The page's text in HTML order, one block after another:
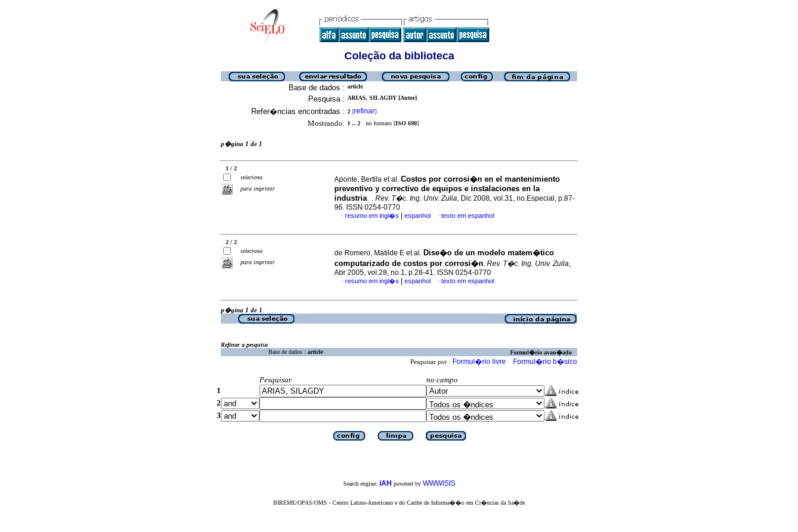
Coleção da biblioteca
Base de dados : article
Pesquisa : ARIAS, SILAGDY [Autor]
Refer�ncias encontradas : 2 [refinar]
Mostrando: 1 .. 2 no formato [ISO 690]
p�gina 1 de 1
1 / 2
seleciona
para imprimir
Aponte, Bertila et al. Costos por corrosi�n en el mantenimiento
preventivo y correctivo de equipos e instalaciones en la
industria . Rev. T�c. Ing. Univ. Zulia, Dic 2008, vol.31, no.Especial, p.87-
96. ISSN 0254-0770
· resumo em ingl�s espanhol · texto em espanhol
2 / 2
seleciona
para imprimir
de Romero, Matilde E et al. Dise�o de un modelo matem�tico
computarizado de costos por corrosi�n. Rev. T�c. Ing. Univ. Zulia,
Abr 2005, vol.28, no.1, p.28-41. ISSN 0254-0770
· resumo em ingl�s espanhol · texto em espanhol
p�gina 1 de 1
Refinar a pesquisa
Base de dados : article Formul�rio avan�ado
Pesquisar por : Formul�rio livre Formul�rio b�sico
Pesquisar
no campo
1
2
3
Search engine: iAH powered by WWWISIS
BIREME/OPAS/OMS - Centro Latino-Americano e do Caribe de Informa��o em Ci�ncias da Sa�de